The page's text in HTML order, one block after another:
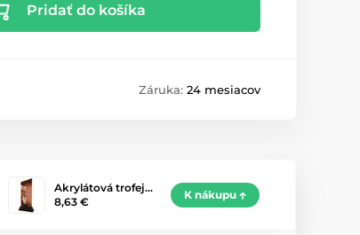
Pridať do košíka
Záruka: 24 mesiacov
Akrylátová trofej…
8,63 €
K nákupu